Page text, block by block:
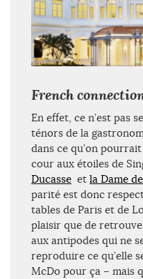
French
En effet, ce n’est pas
ténors de la
dans ce qu’on
cour aux étoiles de
Ducasse et la Dame
parité est donc
tables de Paris et de
plaisir que de
aux antipodes qui ne
reproduire ce qu’elle
McDo pour ça – mais